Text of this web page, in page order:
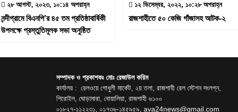
২৮ আগস্ট, ২০২৩, ১০:১৪ অপরাহ্ন
নন্দীগ্রামে বিএনপি’র ৪৫ তম প্রতিষ্ঠাবার্ষিকী
উপলক্ষে প্রস্তুতিমূলক সভা অনুষ্ঠিত
১২ ডিসেম্বর, ২০২২, ১০:২৮ অপরাহ্ন
রাজশাহীতে ৫০ কেজি গাঁজাসহ আটক-২
সম্পাদক ও প্রকাশকঃ মোঃ রেজাউল করিম
কার্যালয় : রেলওয়ে গোধুলী মার্কেট, ২য় তলা, রাজশাহী রেল স্টেশন সংলগ্ন,
শিরোইল, ঘোড়ামারা, বোয়ালিয়া, রাজশাহী ৬১০০
০১৮২৭-১১২২৩১, ০১৭৩৬-১৪৫৯৫৯, ava24news@gmail.com